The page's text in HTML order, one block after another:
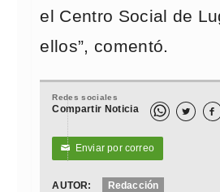
el Centro Social de
ellos”, comentó.
Redes sociales
Compartir Noticia  
✉ Enviar por correo
AUTOR: Redacción